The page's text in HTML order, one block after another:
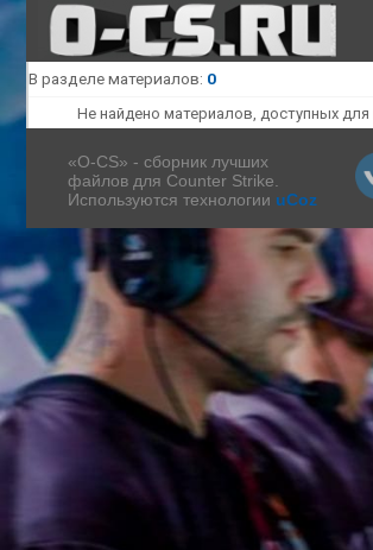
КАТАЛОГ ФАЙЛОВ
СКАЧАТЬ КС 1.6
В разделе материалов: 0
Не найдено материалов, доступных
«O-CS» - сборник лучших
файлов для Counter Strike.
Используются технологии uCoz